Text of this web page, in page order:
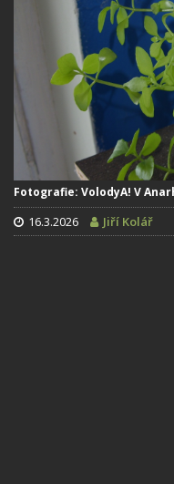
Fotografie: VolodyA! V
16.3.2026 Jiří Kolář